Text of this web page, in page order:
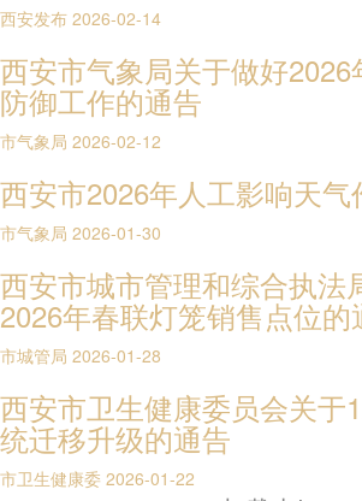
西安发布 2026-02-14
西安市气象局关于做好
防御工作的通告
市气象局 2026-02-12
西安市2026年人工影响天气
市气象局 2026-01-30
西安市城市管理和综合执法
2026年春联灯笼销售点位的
市城管局 2026-01-28
西安市卫生健康委员会关于
统迁移升级的通告
市卫生健康委 2026-01-22